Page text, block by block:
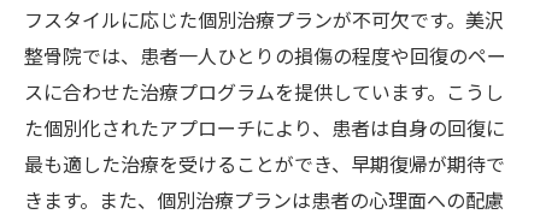
フスタイルに応じた個別治療プランが不可欠です。美沢
整骨院では、患者一人ひとりの損傷の程度や回復のペー
スに合わせた治療プログラムを提供しています。こうし
た個別化されたアプローチにより、患者は自身の回復に
最も適した治療を受けることができ、早期復帰が期待で
きます。また、個別治療プランは患者の心理面への配慮